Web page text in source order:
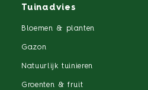
Tuinadvies
Bloemen & planten
Gazon
Natuurlijk tuinieren
Groenten & fruit